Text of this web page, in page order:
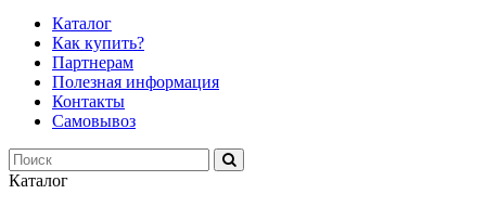
Каталог
Как купить?
Партнерам
Полезная информация
Контакты
Самовывоз
Каталог